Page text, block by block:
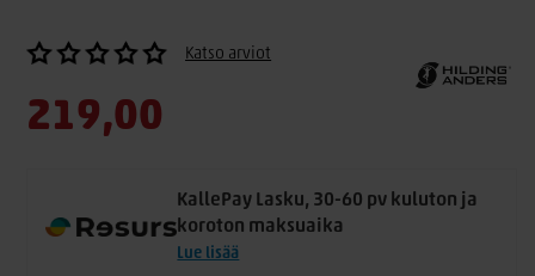
Katso arviot
219,00
KallePay Lasku, 30-60 pv kuluton ja
koroton maksuaika
Lue lisää